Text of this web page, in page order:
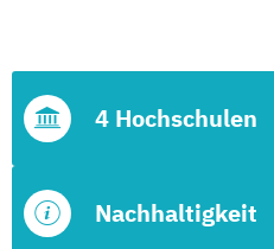
Nachhaltigkeit
4 Hochschulen